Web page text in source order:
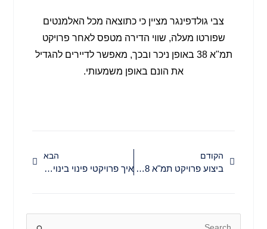
צבי גולדפינגר מציין כי כתוצאה מכל האלמנטים
שפורטו מעלה, שווי הדירה מטפס לאחר פרויקט
תמ"א 38 באופן ניכר ובכך, מאפשר לדיירים להגדיל
את הונם באופן משמעותי.
הקודם
ביצוע פרויקט תמ"א 38 ללא הסכמת הדיירים – האם אפשרי?
הבא
איך פרויקטי פינוי בינוי יכולים לסייע למצוקת הקרקעות?